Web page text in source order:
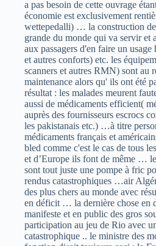
a pas besoin de cette ouvrage
économie est exclusivement
wettepedalli) … la construction
grande du monde qui va servir et
aux passagers d'en faire un
et autres conforts) etc. les
scanners et autres RMN) sont au
maintenance alors qu' ils ont été
résultat : les malades meurent
aussi de médicaments efficient(
auprès des fournisseurs escrocs
les pakistanais etc.) …à titre
médicaments français et
bled comme c'est le cas de tous
et d’Europe ils font de même …
sont tout juste une pompe à fric
rendus catastrophiques …air
des plus chers au monde avec
en déficit … la dernière chose en
manifeste et en public des gros
participation au jeu de Rio avec
catastrophique .. le ministre des